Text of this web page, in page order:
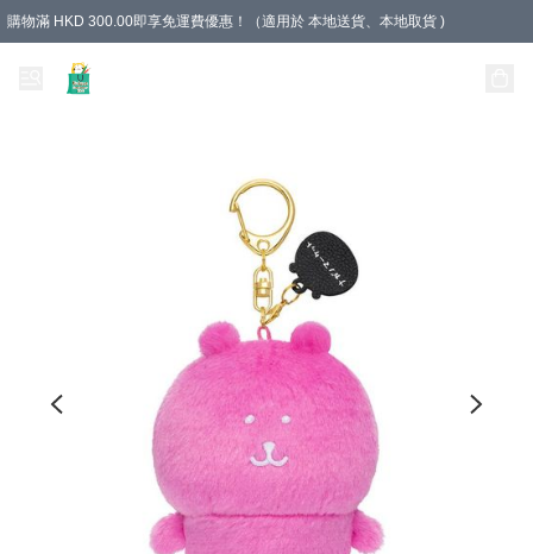
購物滿 HKD 300.00即享免運費優惠！（適用於 本地送貨、本地取貨 )